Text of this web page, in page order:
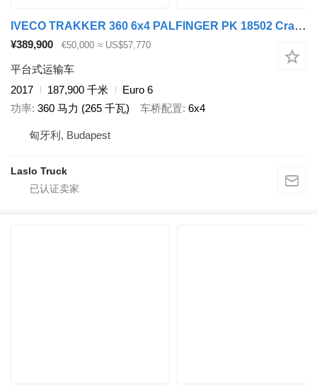
IVECO TRAKKER 360 6x4 PALFINGER PK 18502 Crane Rotato
¥389,900 €50,000 ≈ US$57,770
平台式运输车
2017
187,900 千米
Euro 6
功率 360 马力 (265 千瓦) 车桥配置 6x4
匈牙利, Budapest
Laslo Truck